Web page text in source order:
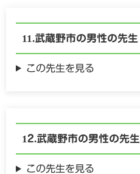
武蔵野市の男性の先生
この先生を見る
武蔵野市の男性の先生
この先生を見る